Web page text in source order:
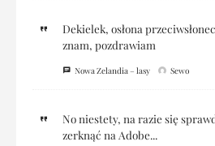
Dekielek, osłona
znam, pozdrawiam
Nowa Zelandia – lasy Sewo
No niestety, na razie się
zerknąć na Adobe...